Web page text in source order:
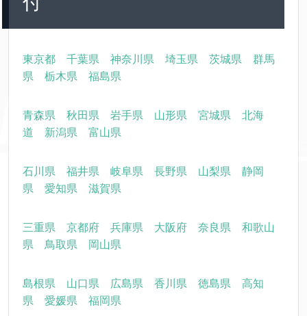
東京都 千葉県 神奈川県 埼玉県 茨城県
群馬
県
栃木県 福島県
青森県 秋田県 岩手県 山形県 宮城県
北海
道
新潟県 富山県
石川県 福井県 岐阜県 長野県 山梨県
静岡
県
愛知県 滋賀県
三重県 京都府 兵庫県 大阪府 奈良県
和歌山
県
鳥取県 岡山県
島根県 山口県 広島県 香川県 徳島県
高知
県
愛媛県 福岡県